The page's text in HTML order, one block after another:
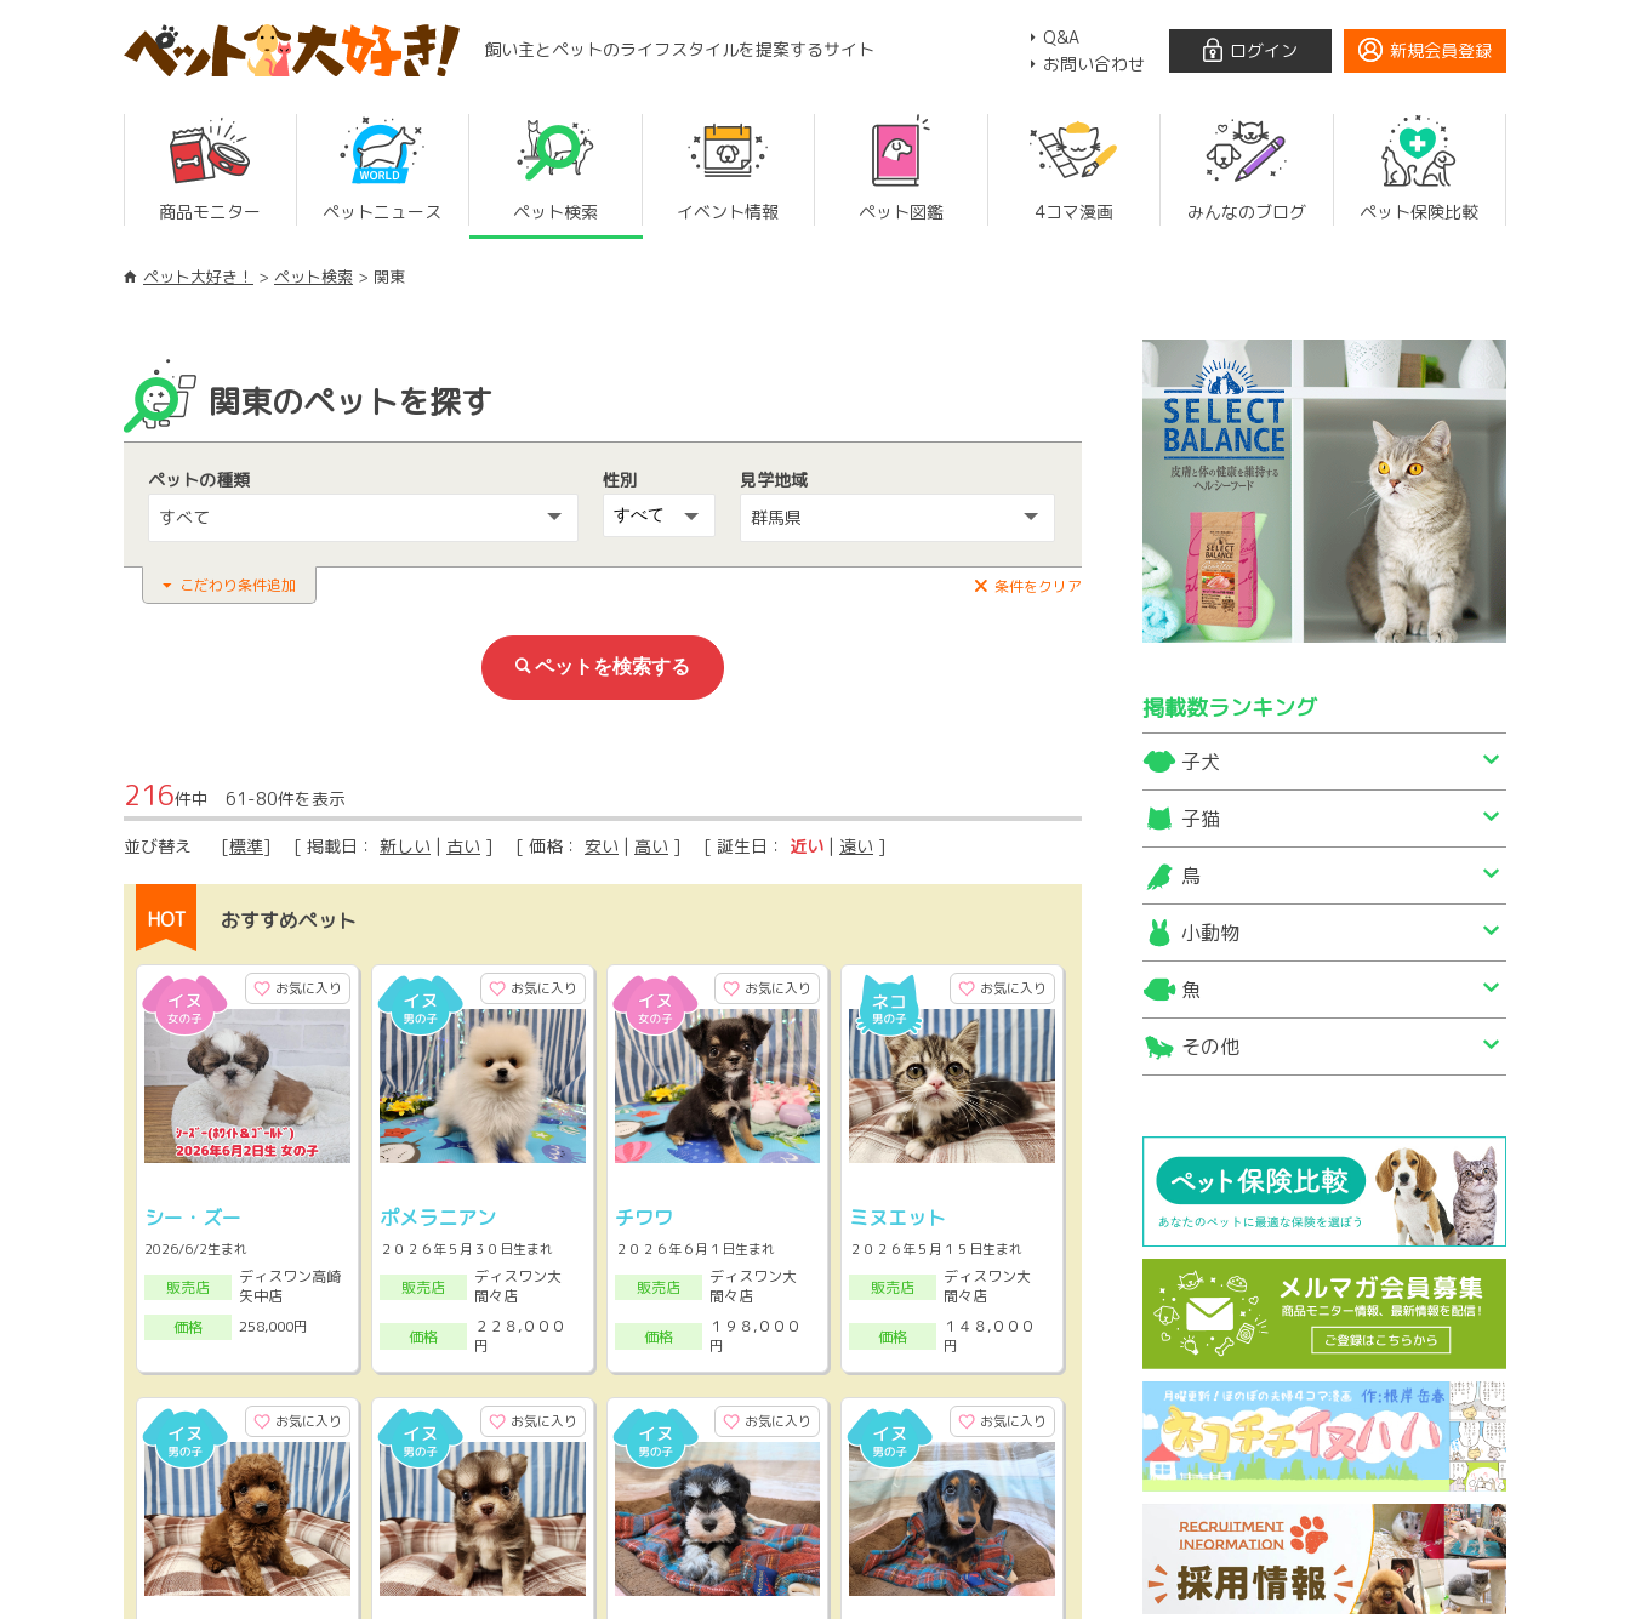
飼い主とペットのライフスタイルを提案するサイト
Q&A
お問い合わせ
ログイン 新規会員登録
商品モニター ペットニュース ペット検索 イベント情報 ペット図鑑 4コマ漫画 みんなのブログ ペット保険比較
ペット大好き！ ペット検索 関東
関東のペットを探す
ペットの種類
すべて
性別
見学地域
群馬県
こだわり条件追加 条件をクリア
216件中 61-80件を表示
並び替え [標準] [ 掲載日： 新しい | 古い ] [ 価格： 安い | 高い ] [ 誕生日： 近い | 遠い ]
HOT おすすめペット
お気に入り
シー・ズー
2026/6/2生まれ
販売店
ディスワン高崎
矢中店
価格
258,000円
お気に入り
ポメラニアン
２０２６年５月３０日生まれ
販売店
ディスワン大
間々店
価格
２２８,０００
円
お気に入り
チワワ
２０２６年６月１日生まれ
販売店
ディスワン大
間々店
価格
１９８,０００
円
お気に入り
ミヌエット
２０２６年５月１５日生まれ
販売店
ディスワン大
間々店
価格
１４８,０００
円
お気に入り お気に入り お気に入り お気に入り
掲載数ランキング
子犬
子猫
鳥
小動物
魚
その他